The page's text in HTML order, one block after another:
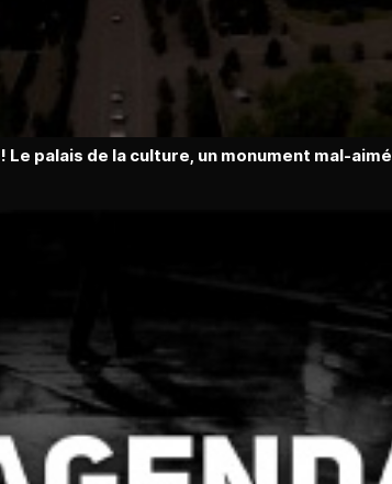
Le palais de la culture, un monument mal-aimé